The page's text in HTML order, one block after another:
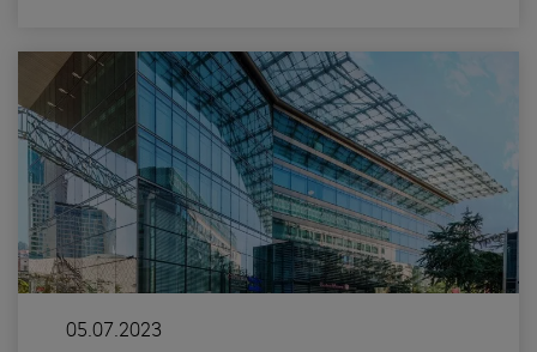
05.07.2023